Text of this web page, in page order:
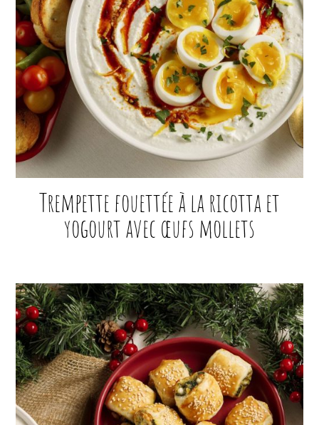
Trempette fouettée à la ricotta et
yogourt avec œufs mollets